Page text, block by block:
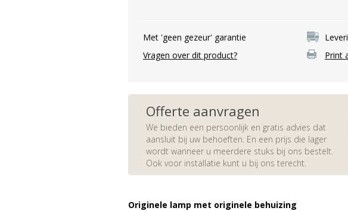
Met 'geen gezeur' garantie
Vragen over dit product?
Print
Offerte aanvragen
We bieden een persoonlijk en gratis advies dat
aansluit bij uw behoeften. En een prijs die lager
wordt wanneer u meerdere stuks bij ons bestelt.
Ook voor installatie kunt u bij ons terecht.
Originele lamp met originele behuizing